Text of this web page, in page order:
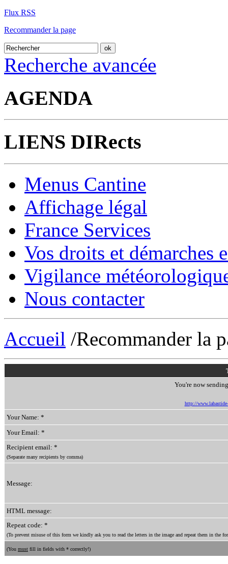
Flux RSS
Recommander la page
Recherche avancée
AGENDA
LIENS DIRects
Menus Cantine
Affichage légal
France Services
Vos droits et démarches
Vigilance
Nous contacter
Accueil /Recommander la
You're now
http://
Your Name: *
Your Email: *
Recipient email: *
(Separate many recipients by comma)
Message:
HTML message:
Repeat code: *
(To prevent misuse of this form we kindly ask you to read the letters in the image and repeat them in the
(You must fill in fields with * correctly!)